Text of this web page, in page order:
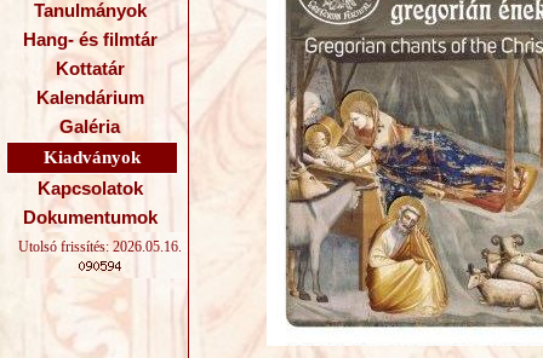
Tanulmányok
Hang- és filmtár
Kottatár
Kalendárium
Galéria
Kiadványok
Kapcsolatok
Dokumentumok
Utolsó frissítés: 2026.05.16.